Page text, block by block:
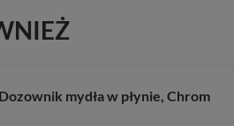
mydła w płynie, Chrom